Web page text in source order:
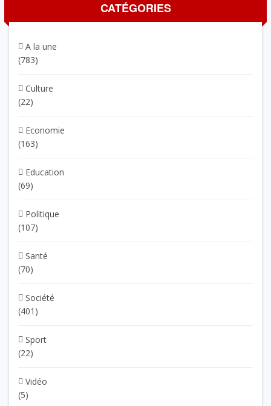
CATÉGORIES
A la une
(783)
Culture
(22)
Economie
(163)
Education
(69)
Politique
(107)
Santé
(70)
Société
(401)
Sport
(22)
Vidéo
(5)